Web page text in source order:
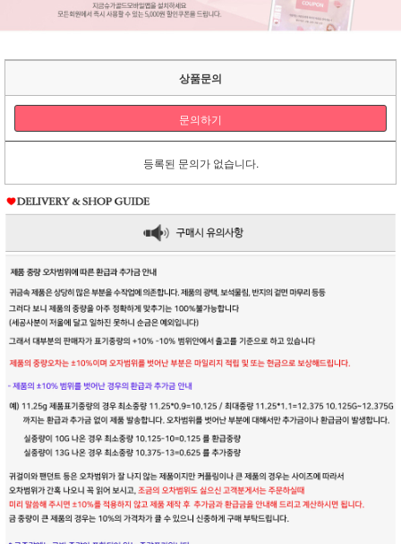
상품문의
문의하기
등록된 문의가 없습니다.